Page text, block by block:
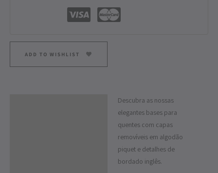
ADD TO WISHLIST
Descubra as nossas
elegantes bases para
quentes com capas
removíveis em algodão
piquet e detalhes de
bordado inglês.